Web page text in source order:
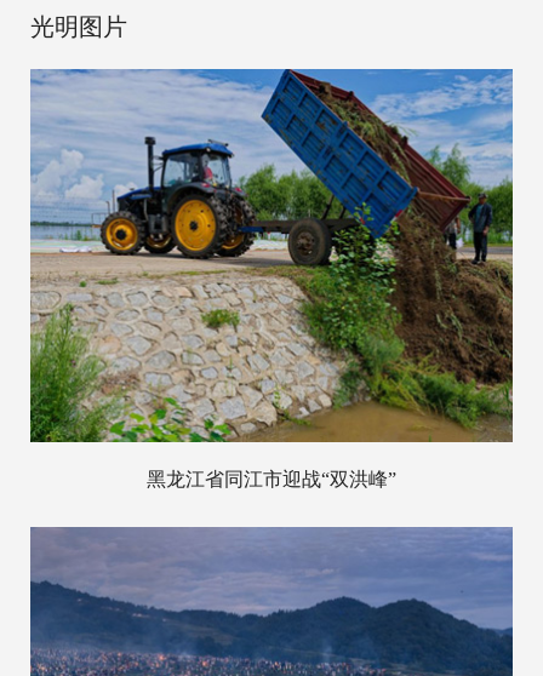
光明图片
黑龙江省同江市迎战“双洪峰”